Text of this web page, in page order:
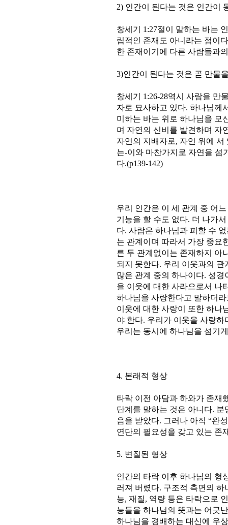
2) 인간이 된다는 것은 인간이
창세기 1:27절이 말하는 바는
립적인 존재도 아니라는 점이
한 존재이기에 다른 사람들과
3)인간이 된다는 것은 곧 만물
창세기 1:26-28역시 사람을 만
자로 묘사하고 있다. 하나님께
미하는 바는 위로 하나님을 모
며 자연의 신비를 발견하며 자
자연의 지배자로, 자연 위에
는-이와 마찬가지로 자연을 섬
다.(p139-142)
우리 인간은 이 세 관계 중 어
기능을 할 수도 없다. 더 나가
다. 사람은 하나님과 피할 수
는 관계이며 따라서 가장 중요
른 두 관계없이는 존재하지 아
되지 못한다. 우리 이웃과의
많은 관계 중의 하나이다. 성
을 이웃에 대한 사라으로서 나
하나님을 사랑한다고 말하더
이웃에 대한 사랑이 또한 하나
야 한다. 우리가 이웃을 사랑
우리는 동시에 하나님을 섬기
4. 본래적 형상
타락 이전 아담과 하와가 존재
단계를 말하는 것은 아니다.
음을 받았다. 그러나 아직 “완
연단의 필요성을 갖고 있는 존
5. 변질된 형상
인간의 타락 이후 하나님의 형
러져 버렸다. 구조적 측면의
능, 재질, 역량 등은 타락으로
능들을 하나님의 뜻과는 어긋
하나님을 경배하는 대신에 우